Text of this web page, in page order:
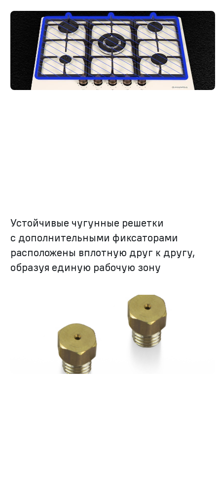
Устойчивые чугунные решетки
с дополнительными фиксаторами
расположены вплотную друг к другу,
образуя единую рабочую зону